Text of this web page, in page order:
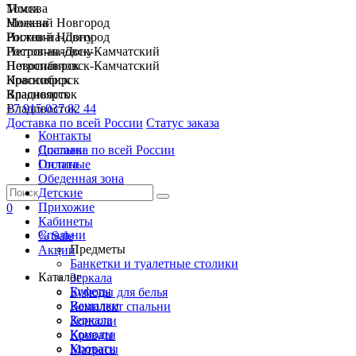
Москва
Нижний Новгород
Ростов-на-Дону
Петропавловск-Камчатский
Новосибирск
Красноярск
Владивосток
+7 915 037 82 44
Доставка по всей России Статус заказа
Спальни
Гостиные
Обеденная зона
Детские
Прихожие
Кабинеты
% Sale
Акции
Каталог
Буфеты
Вешалки
Зеркала
Комоды
Кровати
Томск
Москва
Нижний Новгород
Ростов-на-Дону
Петропавловск-Камчатский
Новосибирск
Красноярск
Владивосток
Контакты
Доставка по всей России
Оплата
0
Спальни
Предметы
Банкетки и туалетные столики
Зеркала
Комоды для белья
Комплект спальни
Консоли
Кровати
Матрасы